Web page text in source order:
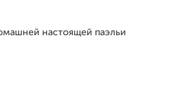
настоящей паэльи